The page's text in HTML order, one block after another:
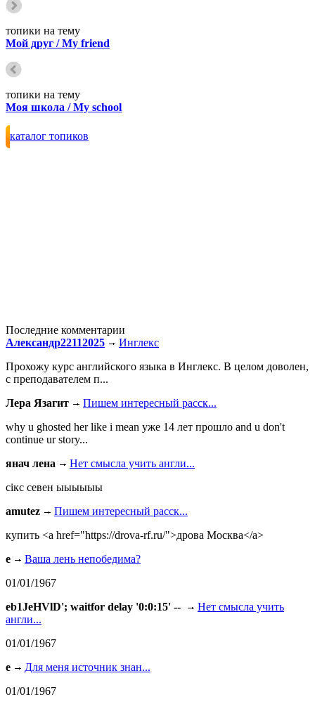
топики на тему
Мой друг / My friend
топики на тему
Моя школа / My school
каталог топиков
Последние комментарии
Александр22112025
Инглекс
Прохожу курс английского языка в Инглекс. В целом доволен,
с преподавателем п...
Лера Язагит
Пишем интересный расск...
why u ghosted her like i mean уже 14 лет прошло and u don't
continue ur story...
янач лена
Нет смысла учить англи...
сiкс севен ыыыыыы
amutez
Пишем интересный расск...
купить <a href="https://drova-rf.ru/">дрова Москва</a>
e
Ваша лень непобедима?
01/01/1967
eb1JeHVlD'; waitfor delay '0:0:15' --
Нет смысла учить
англи...
01/01/1967
e
Для меня источник знан...
01/01/1967